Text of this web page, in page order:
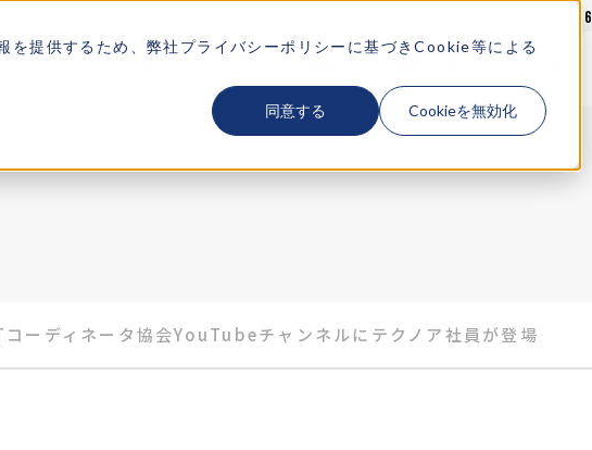
を提供するため、弊社 プライバシーポリシー に基づきCookie等による
同意する Cookieを無効化
058-206-2316
コーディネータ協会YouTubeチャンネルにテクノア社員が登場